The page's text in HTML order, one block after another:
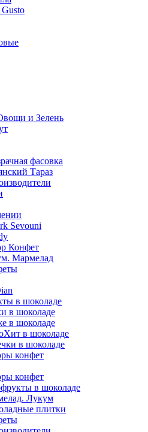
и Зелень
фасовка
Тараз
Sevouni
Конфет
Мармелад
в шоколаде
в шоколаде
в шоколаде
в шоколаде
в шоколаде
конфет
конфет
в шоколаде
Лукум
плитки